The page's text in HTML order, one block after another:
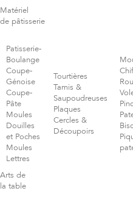
Matériel
de pâtisserie
Patisserie-
Boulange
Coupe-
Génoise
Coupe-
Pâte
Moules
Douilles
et Poches
Moules
Lettres
Tourtières
Tamis &
Saupoudreuses
Plaques
Cercles &
Découpoirs
Arts de
la table